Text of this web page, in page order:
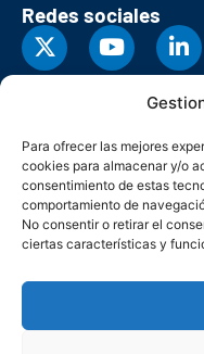
Para ofrecer las mejores
cookies para almacenar y/o
consentimiento de estas
comportamiento de
No consentir o retirar el
ciertas características y
Redes sociales
© Copyright 2026.